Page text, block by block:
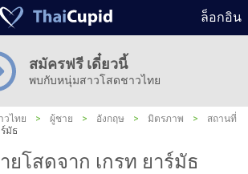
ล็อกอิน
สมัครฟรี เดี๋ยวนี้
พบกับหนุ่มสาวโสดชาวไทย
วไทย > ผู้ชาย > อังกฤษ > มิตรภาพ >
สถานที่
ร์มัธ
ยโสดจาก เกรท ยาร์มัธ